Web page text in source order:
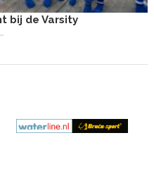
bij de Varsity